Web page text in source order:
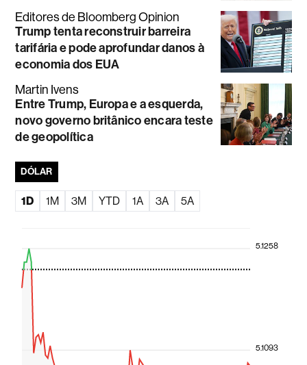
Editores de Bloomberg Opinion
Trump tenta reconstruir barreira
tarifária e pode aprofundar danos à
economia dos EUA
Martin Ivens
Entre Trump, Europa e a esquerda,
novo governo britânico encara teste
de geopolítica
DÓLAR
1D 1M 3M YTD 1A 3A 5A
5.1093
5.1258